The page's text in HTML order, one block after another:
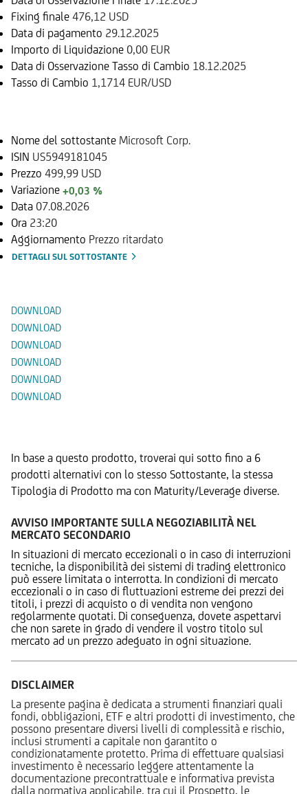
Fixing finale 476,12 USD
Data di pagamento 29.12.2025
Importo di Liquidazione 0,00 EUR
Data di Osservazione Tasso di Cambio 18.12.2025
Tasso di Cambio 1,1714 EUR/USD
Nome del sottostante Microsoft Corp.
ISIN US5949181045
Prezzo 499,99 USD
Variazione +0,03 %
Data 07.08.2026
Ora 23:20
Aggiornamento Prezzo ritardato
DETTAGLI SUL SOTTOSTANTE
DOWNLOAD
DOWNLOAD
DOWNLOAD
DOWNLOAD
DOWNLOAD
DOWNLOAD
In base a questo prodotto, troverai qui sotto fino a 6
prodotti alternativi con lo stesso Sottostante, la stessa
Tipologia di Prodotto ma con Maturity/Leverage diverse.
AVVISO IMPORTANTE SULLA NEGOZIABILITÀ NEL
MERCATO SECONDARIO
In situazioni di mercato eccezionali o in caso di interruzioni
tecniche, la disponibilità dei sistemi di trading elettronico
può essere limitata o interrotta. In condizioni di mercato
eccezionali o in caso di fluttuazioni estreme dei prezzi dei
titoli, i prezzi di acquisto o di vendita non vengono
regolarmente quotati. Di conseguenza, dovete aspettarvi
che non sarete in grado di vendere il vostro titolo sul
mercato ad un prezzo adeguato in ogni situazione.
DISCLAIMER
La presente pagina è dedicata a strumenti finanziari quali
fondi, obbligazioni, ETF e altri prodotti di investimento, che
possono presentare diversi livelli di complessità e rischio,
inclusi strumenti a capitale non garantito o
condizionatamente protetto. Prima di effettuare qualsiasi
investimento è necessario leggere attentamente la
documentazione precontrattuale e informativa prevista
dalla normativa applicabile, tra cui il Prospetto, le